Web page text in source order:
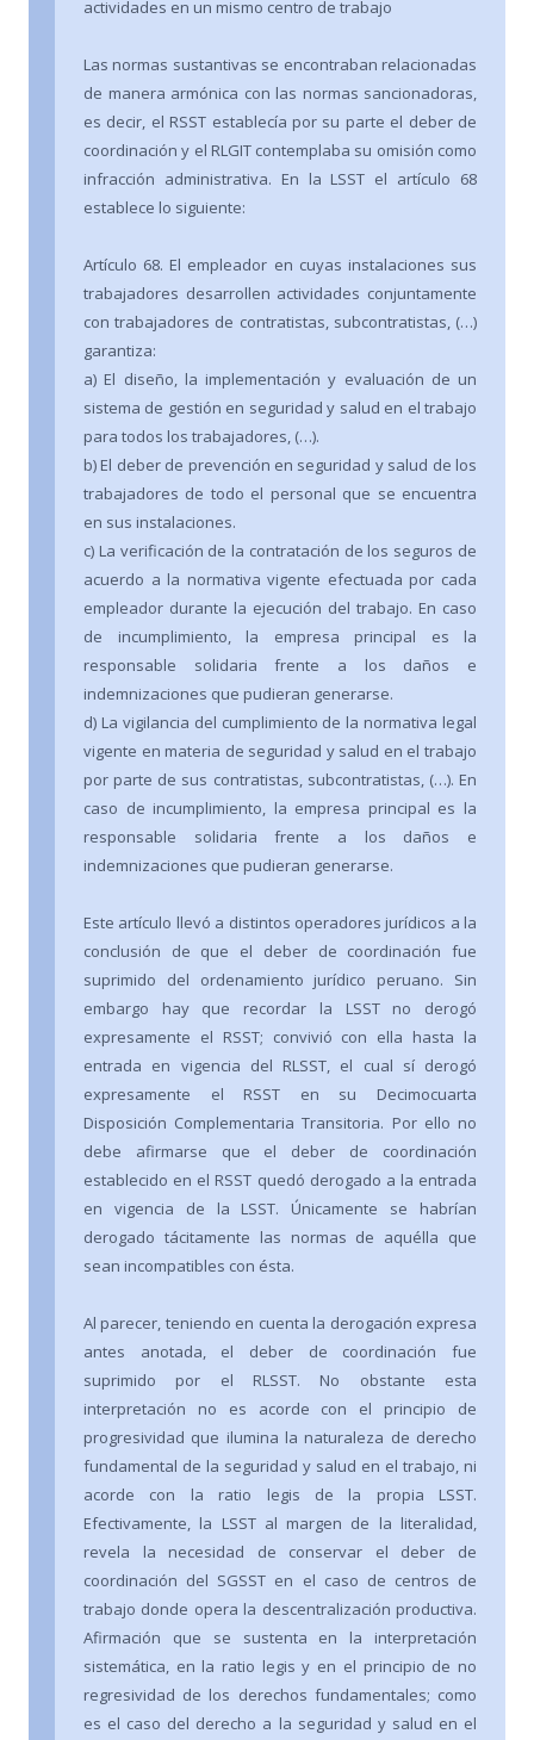
actividades en un mismo centro de trabajo
Las normas sustantivas se encontraban relacionadas
de manera armónica con las normas sancionadoras,
es decir, el RSST establecía por su parte el deber de
coordinación y el RLGIT contemplaba su omisión como
infracción administrativa. En la LSST el artículo 68
establece lo siguiente:
Artículo 68. El empleador en cuyas instalaciones sus
trabajadores desarrollen actividades conjuntamente
con trabajadores de contratistas, subcontratistas, (…)
garantiza:
a) El diseño, la implementación y evaluación de un
sistema de gestión en seguridad y salud en el trabajo
para todos los trabajadores, (…).
b) El deber de prevención en seguridad y salud de los
trabajadores de todo el personal que se encuentra
en sus instalaciones.
c) La verificación de la contratación de los seguros de
acuerdo a la normativa vigente efectuada por cada
empleador durante la ejecución del trabajo. En caso
de incumplimiento, la empresa principal es la
responsable solidaria frente a los daños e
indemnizaciones que pudieran generarse.
d) La vigilancia del cumplimiento de la normativa legal
vigente en materia de seguridad y salud en el trabajo
por parte de sus contratistas, subcontratistas, (…). En
caso de incumplimiento, la empresa principal es la
responsable solidaria frente a los daños e
indemnizaciones que pudieran generarse.
Este artículo llevó a distintos operadores jurídicos a la
conclusión de que el deber de coordinación fue
suprimido del ordenamiento jurídico peruano. Sin
embargo hay que recordar la LSST no derogó
expresamente el RSST; convivió con ella hasta la
entrada en vigencia del RLSST, el cual sí derogó
expresamente el RSST en su Decimocuarta
Disposición Complementaria Transitoria. Por ello no
debe afirmarse que el deber de coordinación
establecido en el RSST quedó derogado a la entrada
en vigencia de la LSST. Únicamente se habrían
derogado tácitamente las normas de aquélla que
sean incompatibles con ésta.
Al parecer, teniendo en cuenta la derogación expresa
antes anotada, el deber de coordinación fue
suprimido por el RLSST. No obstante esta
interpretación no es acorde con el principio de
progresividad que ilumina la naturaleza de derecho
fundamental de la seguridad y salud en el trabajo, ni
acorde con la ratio legis de la propia LSST.
Efectivamente, la LSST al margen de la literalidad,
revela la necesidad de conservar el deber de
coordinación del SGSST en el caso de centros de
trabajo donde opera la descentralización productiva.
Afirmación que se sustenta en la interpretación
sistemática, en la ratio legis y en el principio de no
regresividad de los derechos fundamentales; como
es el caso del derecho a la seguridad y salud en el